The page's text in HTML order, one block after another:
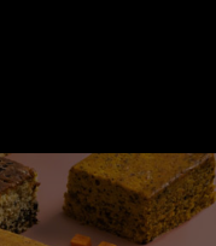
Home
Chi siamo